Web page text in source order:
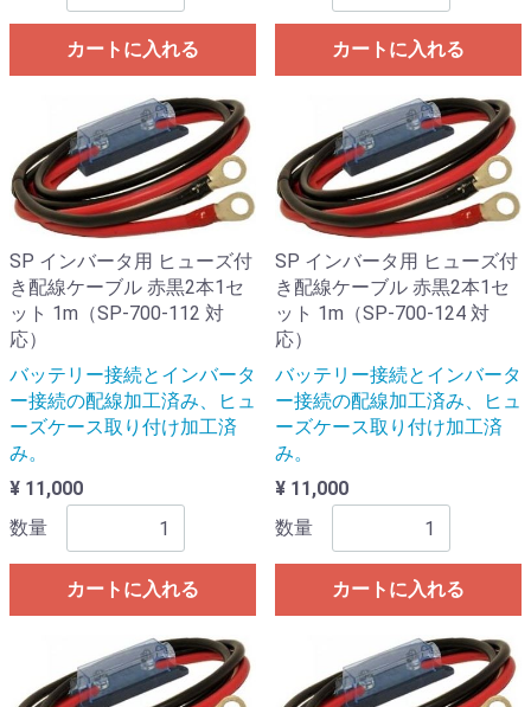
カートに入れる カートに入れる
SP インバータ用 ヒューズ付
き配線ケーブル 赤黒2本1セ
ット 1m（SP-700-112 対
応）
バッテリー接続とインバータ
ー接続の配線加工済み、ヒュ
ーズケース取り付け加工済
み。
¥ 11,000
数量
カートに入れる
SP インバータ用 ヒューズ付
き配線ケーブル 赤黒2本1セ
ット 1m（SP-700-124 対
応）
バッテリー接続とインバータ
ー接続の配線加工済み、ヒュ
ーズケース取り付け加工済
み。
¥ 11,000
数量
カートに入れる